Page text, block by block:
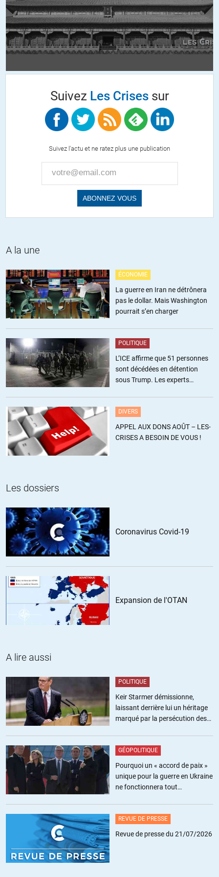
mieux tomber…
+136 ALERTER
LA ROQUE//18.02.2017 à 14h19
J’ai fait une expérience dans mon entourage au sujet du
qu il faut faire des poursuites, faites le et je vous soutiendrai .
Mais vous devriez passer à autre chose…Cela sera bénéfique
pour vous. Laissons la justice tranchée.
Oubliez le decodex avec ses miasmes, ce n ‘est que leurs faire
Le problème LA ROQUE, c’est que les médias connaissent
Tant que les-crises.fr sera en rouge ou orange, Olivier ne
LA ROQUE//18.02.2017 à 20h14
Je ne crois pas qu’il ne sera plus invité de boursorama ou des
experts avec Nicolas DOZE . Et après tout cela peut avoir
l’effet inverse.
Vassili Arkhipov//
Vu le pédigree d’Olivier lors de ses précédents passages TV
(et que je te sors les photos de Oleg Tyagnybok en direct,
etc…) , je doute qu’une autre chaine que BFM ait vraiment
envie de l’inviter. En étant tout à fait honnête Olivier, je pense
que vous êtes déjà blacklisté que vous le vouliez ou non.
êtes déjà sur une petite liste noire qui se passe de rédaction
Votre prise de position sur ces sujets vous a déjà écarté, le
décodex ne fait qu’enterriner une situation de fait.
(je peux me tromper, mais faites l’expérience 😉
+35
SOUTIEN007//18.02.2017 à 20h26
« Olivier ne pourra plus s’exprimer dans les médias »
ce n’est pas pour autant que Bfm Business et autres vont
Berruyer, … qui font de l’audimat versus les autres experts
d’un autre temps (sic).
Pour illustrer, je prendrais les cas des Emmanuel Barré et
Guillaume Meurice sur France Inter (chroniqueurs avec
Néanmoins, je soutiens Olivier dans sa démarche. La liberté
d’expression se réduit en peau de chagrin pour les Francais
depuis l’épisode « On est tous Charlie ».
Il est temps de réagir collectivement. J’ai effectué un don
Qu’il prenne soin des siens et de lui.
+8
Suivez Les Crisessur
Suivez l'actu et ne ratez plus une publication
A la une
ÉCONOMIE
La guerre en Iran ne détrônera
pas le dollar. Mais Washington
pourrait s’en charger
POLITIQUE
L’ICE affirme que 51 personnes
sont décédées en détention
sous Trump. Les experts
DIVERS
APPEL AUX DONS AOÛT – LES-
CRISES A BESOIN DE VOUS !
Les dossiers
Coronavirus Covid-19
Expansion de l'OTAN
A lire aussi
POLITIQUE
Keir Starmer démissionne,
laissant derrière lui un héritage
marqué par la persécution des
GÉOPOLITIQUE
Pourquoi un « accord de paix »
unique pour la guerre en Ukraine
ne fonctionnera tout
REVUE DE PRESSE
Revue de presse du 21/07/2026